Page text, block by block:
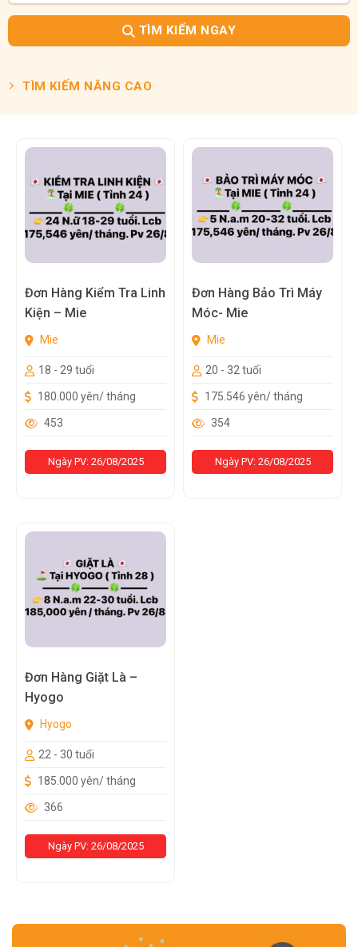
TÌM KIẾM NGAY
TÌM KIẾM NÂNG CAO
Đơn Hàng Kiểm Tra Linh
Kiện – Mie
Mie
18 - 29 tuổi
180.000 yên/ tháng
453
Ngày PV: 26/08/2025
Đơn Hàng Bảo Trì Máy
Móc- Mie
Mie
20 - 32 tuổi
175.546 yên/ tháng
354
Ngày PV: 26/08/2025
Đơn Hàng Giặt Là –
Hyogo
Hyogo
22 - 30 tuổi
185.000 yên/ tháng
366
Ngày PV: 26/08/2025